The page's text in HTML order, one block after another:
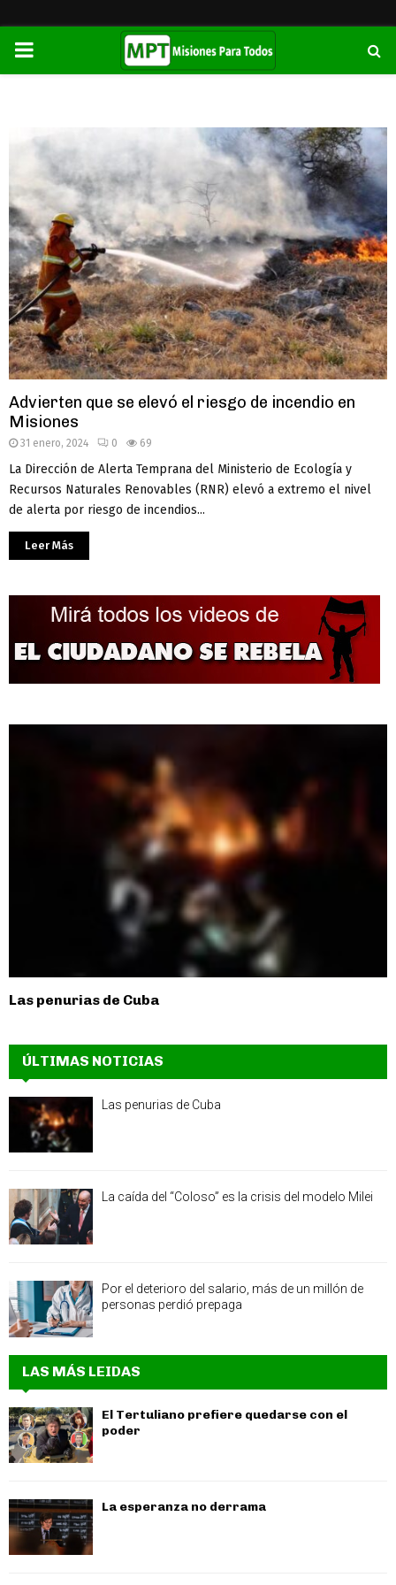
PRIMARY
Advierten que se elevó el riesgo de incendio en
Misiones
31 enero, 2024 0 69
La Dirección de Alerta Temprana del Ministerio de Ecología y
Recursos Naturales Renovables (RNR) elevó a extremo el nivel
de alerta por riesgo de incendios...
Leer Más
Las penurias de Cuba
ÚLTIMAS NOTICIAS
Las penurias de Cuba
La caída del “Coloso” es la crisis del modelo Milei
Por el deterioro del salario, más de un millón de
personas perdió prepaga
LAS MÁS LEIDAS
El Tertuliano prefiere quedarse con el
poder
La esperanza no derrama